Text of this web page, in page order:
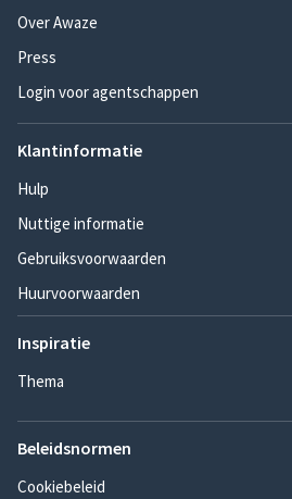
Over Awaze
Press
Login voor agentschappen
Klantinformatie
Hulp
Nuttige informatie
Gebruiksvoorwaarden
Huurvoorwaarden
Inspiratie
Thema
Beleidsnormen
Cookiebeleid